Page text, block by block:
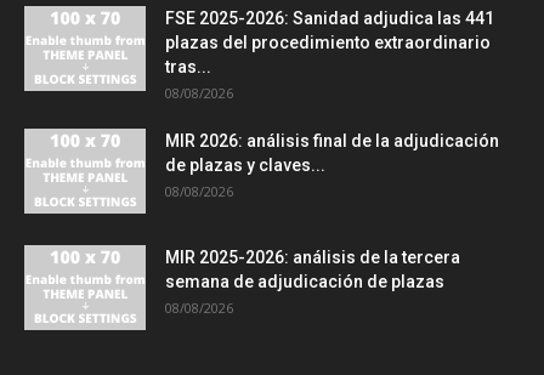
FSE 2025-2026: Sanidad adjudica las 441
plazas del procedimiento extraordinario
tras...
08/08/2026
MIR 2026: análisis final de la adjudicación
de plazas y claves...
08/08/2026
MIR 2025-2026: análisis de la tercera
semana de adjudicación de plazas
08/08/2026